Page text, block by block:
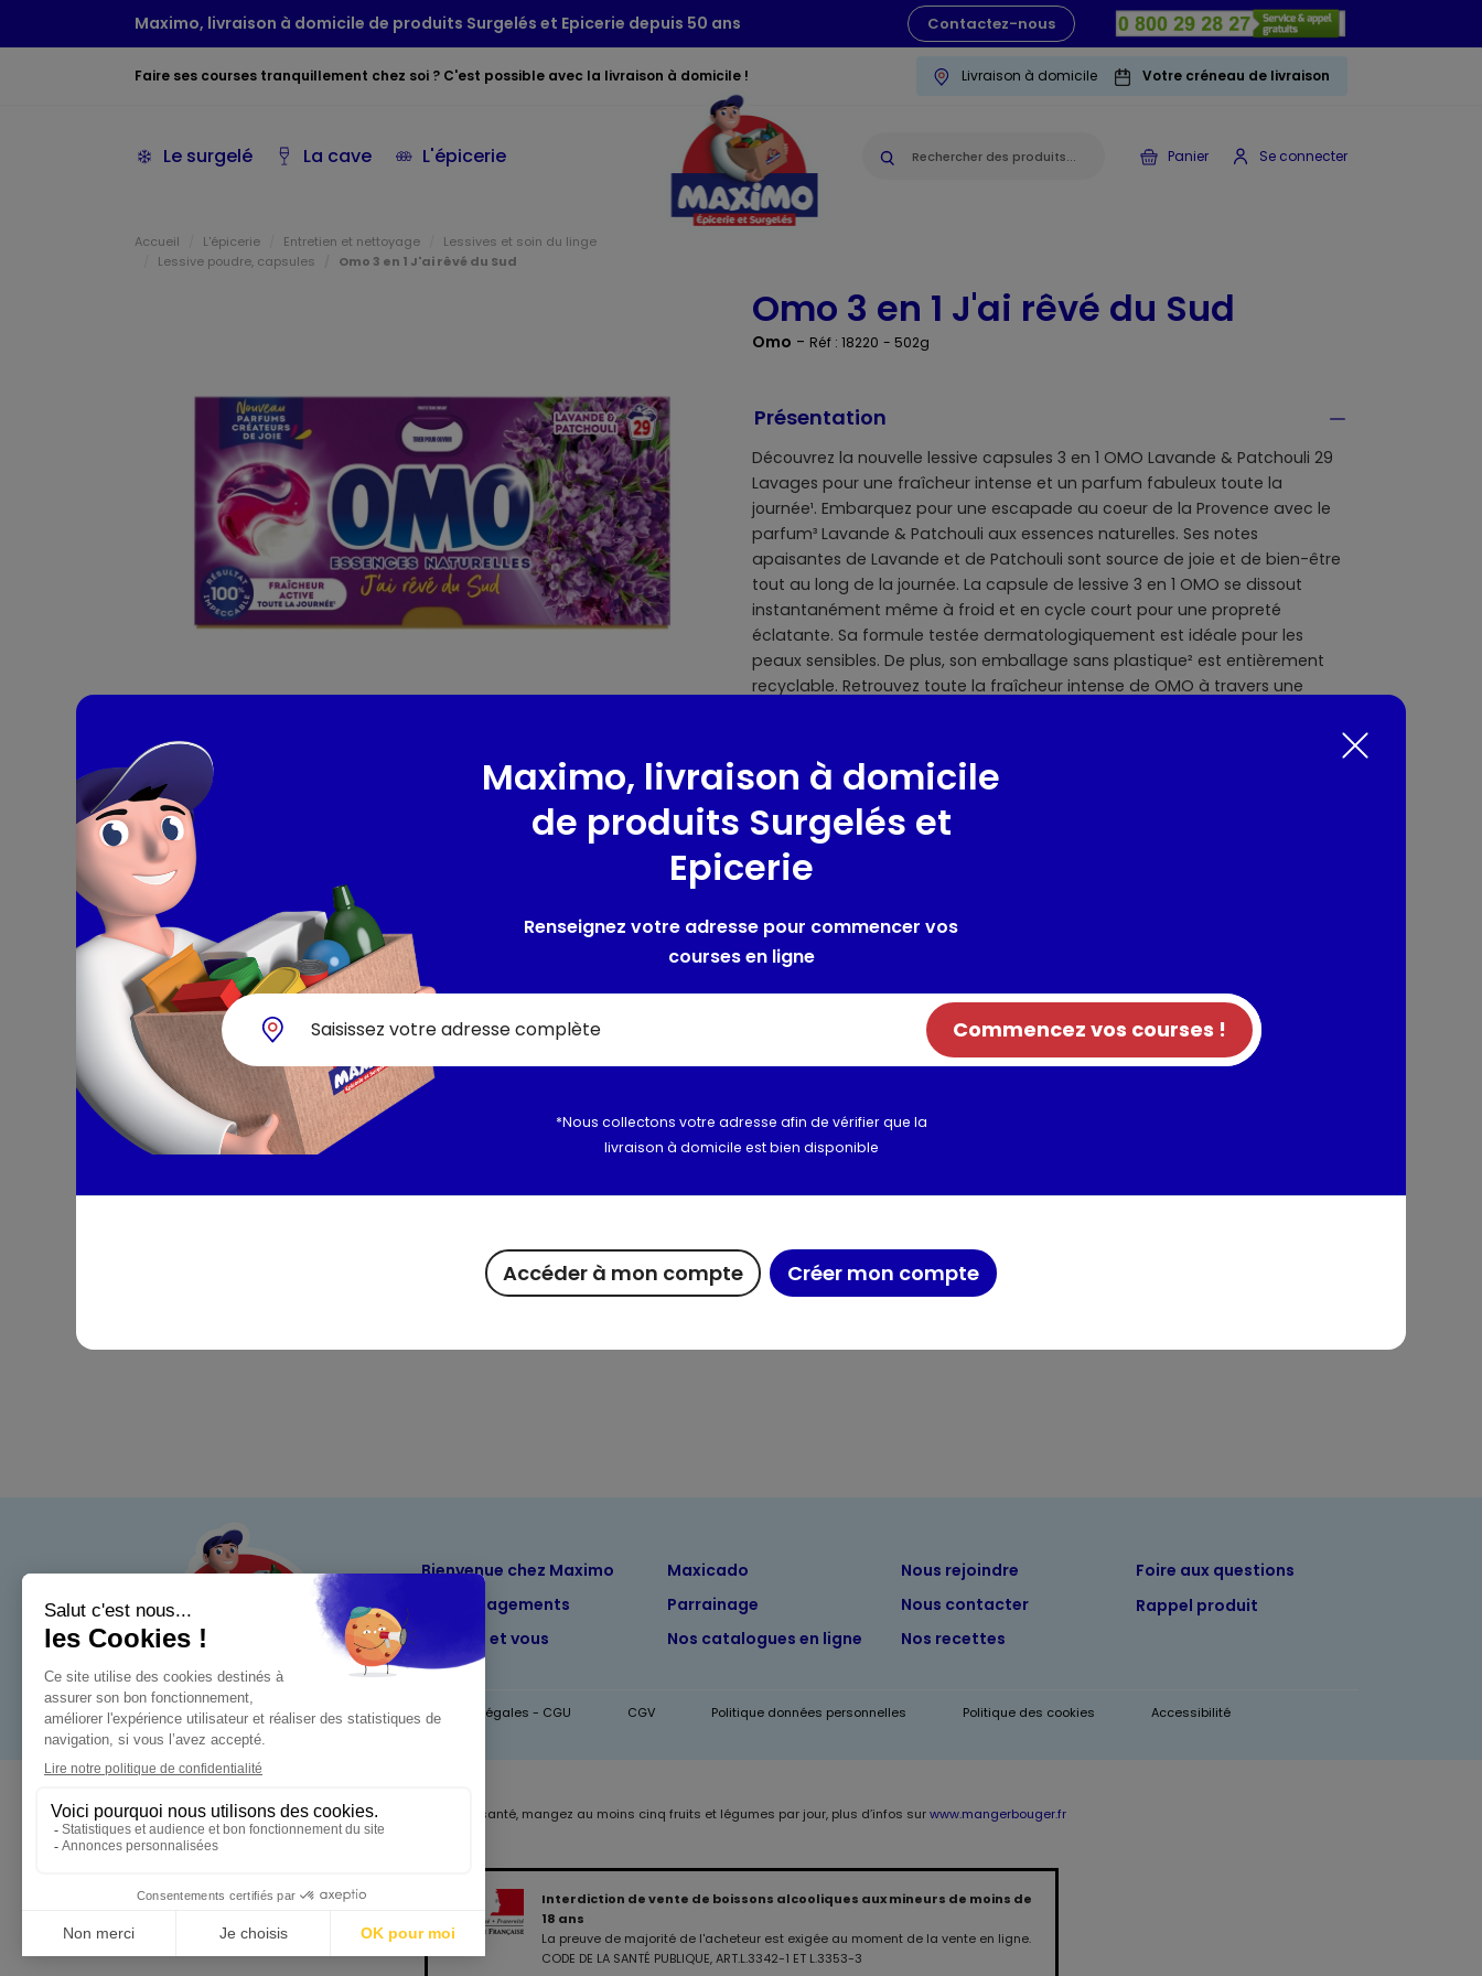
Maximo, livraison à domicile de produits Surgelés et Epicerie depuis 50 ans Contactez-nous
Faire ses courses tranquillement chez soi ? C'est possible avec la livraison à domicile ! Livraison à domicile Votre créneau de livraison
Le surgelé La cave L'épicerie Panier Se connecter
Accueil L'épicerie Entretien et nettoyage
Lessives et soin du linge
Lessive poudre, capsules
Omo 3 en 1 J'ai rêvé du Sud
Omo 3 en 1 J'ai rêvé du Sud
Omo - Réf : 18220 - 502g
Présentation
Découvrez la nouvelle lessive capsules 3 en 1 OMO Lavande & Patchouli 29
Lavages pour une fraîcheur intense et un parfum fabuleux toute la
journée¹. Embarquez pour une escapade au coeur de la Provence avec le
parfum³ Lavande & Patchouli aux essences naturelles. Ses notes
apaisantes de Lavande et de Patchouli sont source de joie et de bien-être
tout au long de la journée. La capsule de lessive 3 en 1 OMO se dissout
instantanément même à froid et en cycle court pour une propreté
éclatante. Sa formule testée dermatologiquement est idéale pour les
peaux sensibles. De plus, son emballage sans plastique² est entièrement
recyclable. Retrouvez toute la fraîcheur intense de OMO à travers une
Fleurs des îles. Comment doser ? C'est facile ! Placer seulement 1 capsule
dans le tambour pour 3-5 kg de linge normalement sale et de l'eau douce
à moyennement dure. Utilisez 2 capsules pour du linge très sale, de l'eau
dure ou une machine de 6-8 kg. ¹ Test externe sur un vêtement porté
pendant 12 heures. ² Hors colle et vernis. ³ Parfum de synthèse.
Utilisation et conservation
INGRÉDIENTS: 15-30%: Agents de surface non-ioniques, Savon. 5-15%: Agents
de surface anioniques. <5%: Parfum, Phosphonates, Enzymes, Azurants
optiques, Alpha-Isomethyl Ionone, Coumarin, Eugenol, Limonene, Linalool.
Informations complémentaires
Omo 3 en 1 J'ai rêvé du
Bienvenue chez Maximo
Nos engagements
Maximo et vous
Maxicado
Parrainage
Nos catalogues en ligne
Nous rejoindre
Nous contacter
Nos recettes
Foire aux questions
Rappel produit
Mentions légales - CGU CGV Politique données personnelles Politique des cookies Accessibilité
Pour votre santé, mangez au moins cinq fruits et légumes par jour, plus d’infos surwww.mangerbouger.fr
Interdiction de vente de boissons alcooliques aux mineurs de moins de
18 ans
La preuve de majorité de l'acheteur est exigée au moment de la vente en ligne.
CODE DE LA SANTÉ PUBLIQUE, ART.L.3342-1 ET L.3353-3
Maximo, livraison à domicile
de produits Surgelés et
Epicerie
Renseignez votre adresse pour commencer vos
courses en ligne
Commencez vos courses !
*Nous collectons votre adresse afin de vérifier que la
livraison à domicile est bien disponible
Accéder à mon compte Créer mon compte